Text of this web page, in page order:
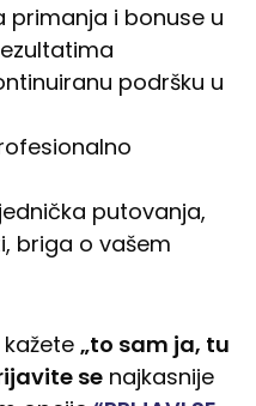
primanja i bonuse u
podršku u
putovanja,
briga o vašem
„to sam ja, tu
se najkasnije